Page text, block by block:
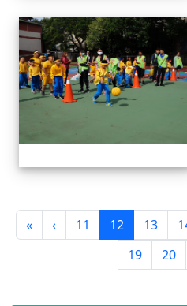
« ‹ 11 12 (current)
13
19
20